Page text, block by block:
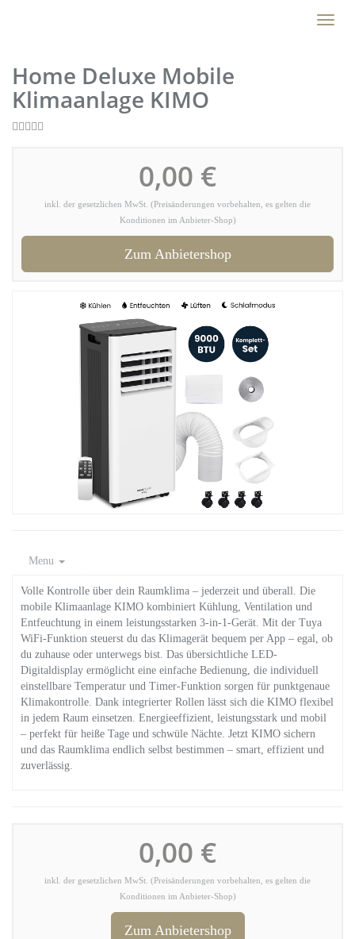
Toggle
Home Deluxe Mobile
Klimaanlage KIMO
0,00 €
inkl. der gesetzlichen MwSt. (Preisänderungen vorbehalten, es gelten die
Konditionen im Anbieter-Shop)
Zum Anbietershop
Menu
Volle Kontrolle über dein Raumklima – jederzeit und überall. Die
mobile Klimaanlage KIMO kombiniert Kühlung, Ventilation und
Entfeuchtung in einem leistungsstarken 3-in-1-Gerät. Mit der Tuya
WiFi-Funktion steuerst du das Klimagerät bequem per App – egal, ob
du zuhause oder unterwegs bist. Das übersichtliche LED-
Digitaldisplay ermöglicht eine einfache Bedienung, die individuell
einstellbare Temperatur und Timer-Funktion sorgen für punktgenaue
Klimakontrolle. Dank integrierter Rollen lässt sich die KIMO flexibel
in jedem Raum einsetzen. Energieeffizient, leistungsstark und mobil
– perfekt für heiße Tage und schwüle Nächte. Jetzt KIMO sichern
und das Raumklima endlich selbst bestimmen – smart, effizient und
zuverlässig.
0,00 €
inkl. der gesetzlichen MwSt. (Preisänderungen vorbehalten, es gelten die
Konditionen im Anbieter-Shop)
Zum Anbietershop